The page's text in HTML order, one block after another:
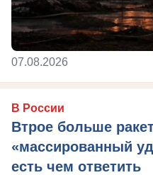
07.08.2026
В России
Втрое больше
«массированный
есть чем ответить